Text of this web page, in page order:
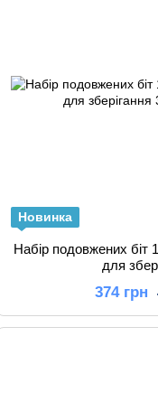
Новинка
Набір подовжених біт
для
374 грн